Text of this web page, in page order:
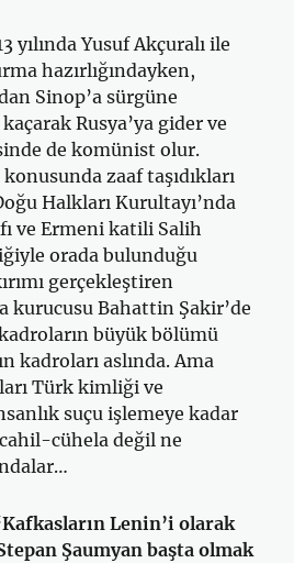
yılında Yusuf Akçuralı ile
hazırlığındayken,
Sinop’a sürgüne
Rusya’ya gider ve
de komünist olur.
zaaf taşıdıkları
Halkları Kurultayı’nda
ve Ermeni katili Salih
orada bulunduğu
gerçekleştiren
kurucusu Bahattin Şakir’de
büyük bölümü
kadroları aslında. Ama
Türk kimliği ve
suçu işlemeye kadar
cühela değil ne
Lenin’i olarak
Şaumyan başta olmak